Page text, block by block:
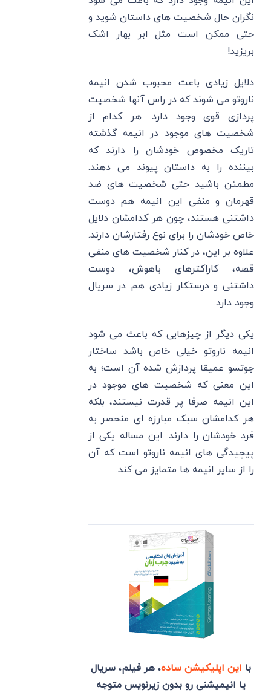
نگران حال شخصیت های داستان شوید و
حتی ممکن است مثل ابر بهار اشک
بریزید!
دلایل زیادی باعث محبوب شدن انیمه
ناروتو می شوند که در راس آنها شخصیت
پردازی قوی وجود دارد. هر کدام از
شخصیت های موجود در انیمه گذشته
تاریک مخصوص خودشان را دارند که
بیننده را به داستان پیوند می دهند.
مطمئن باشید حتی شخصیت های ضد
قهرمان و منفی این انیمه هم دوست
داشتنی هستند، چون هر کدامشان دلایل
خاص خودشان را برای نوع رفتارشان دارند.
علاوه بر این، در کنار شخصیت های منفی
قصه، کاراکترهای باهوش، دوست
داشتنی و درستکار زیادی هم در سریال
وجود دارد.
یکی دیگر از چیزهایی که باعث می شود
انیمه ناروتو خیلی خاص باشد ساختار
جوتسو عمیقا پردازش شده آن است؛ به
این معنی که شخصیت های موجود در
این انیمه صرفا پر قدرت نیستند، بلکه
هر کدامشان سبک مبارزه ای منحصر به
فرد خودشان را دارند. این مساله یکی از
پیچیدگی های انیمه ناروتو است که آن
را از سایر انیمه ها متمایز می کند.
با این اپلیکیشن ساده، هر فیلم، سریال
یا انیمیشنی رو بدون زیرنویس متوجه